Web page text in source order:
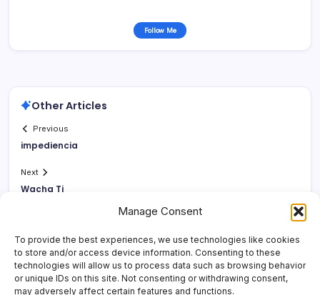
Manage Consent
To provide the best experiences, we use technologies like cookies
to store and/or access device information. Consenting to these
technologies will allow us to process data such as browsing behavior
or unique IDs on this site. Not consenting or withdrawing consent,
may adversely affect certain features and functions.
Follow Me
Other Articles
Previous
impediencia
Next
Wacha Tj